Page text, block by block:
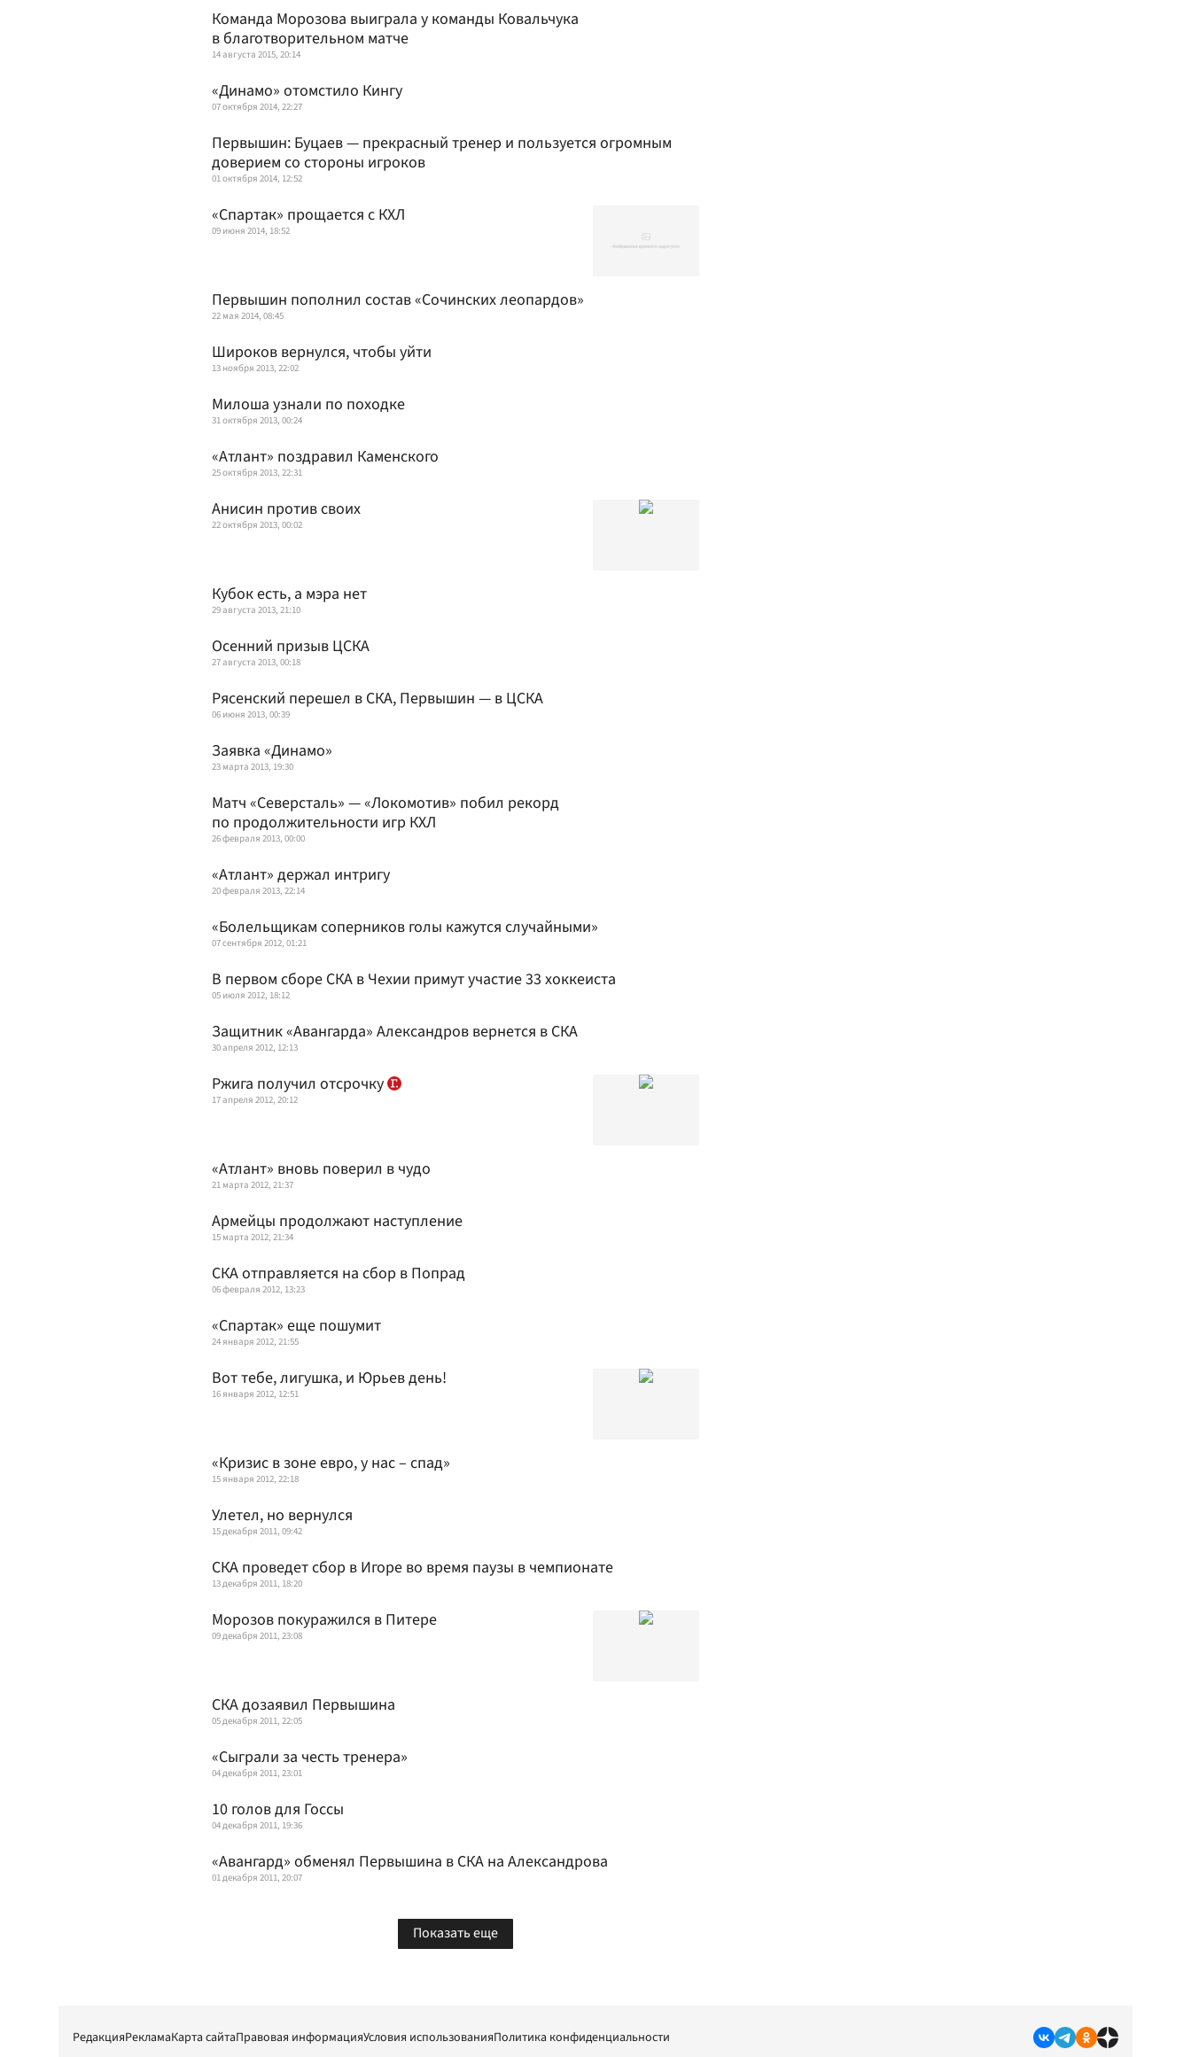
Команда Морозова выиграла у команды Ковальчука
в благотворительном матче
14 августа 2015, 20:14
«Динамо» отомстило Кингу
07 октября 2014, 22:27
Первышин: Буцаев — прекрасный тренер и пользуется огромным
доверием со стороны игроков
01 октября 2014, 12:52
«Спартак» прощается с КХЛ
09 июня 2014, 18:52
Первышин пополнил состав «Сочинских леопардов»
22 мая 2014, 08:45
Широков вернулся, чтобы уйти
13 ноября 2013, 22:02
Милоша узнали по походке
31 октября 2013, 00:24
«Атлант» поздравил Каменского
25 октября 2013, 22:31
Анисин против своих
22 октября 2013, 00:02
Кубок есть, а мэра нет
29 августа 2013, 21:10
Осенний призыв ЦСКА
27 августа 2013, 00:18
Рясенский перешел в СКА, Первышин — в ЦСКА
06 июня 2013, 00:39
Заявка «Динамо»
23 марта 2013, 19:30
Матч «Северсталь» — «Локомотив» побил рекорд
по продолжительности игр КХЛ
26 февраля 2013, 00:00
«Атлант» держал интригу
20 февраля 2013, 22:14
«Болельщикам соперников голы кажутся случайными»
07 сентября 2012, 01:21
В первом сборе СКА в Чехии примут участие 33 хоккеиста
05 июля 2012, 18:12
Защитник «Авангарда» Александров вернется в СКА
30 апреля 2012, 12:13
Ржига получил отсрочку
17 апреля 2012, 20:12
«Атлант» вновь поверил в чудо
21 марта 2012, 21:37
Армейцы продолжают наступление
15 марта 2012, 21:34
СКА отправляется на сбор в Попрад
06 февраля 2012, 13:23
«Спартак» еще пошумит
24 января 2012, 21:55
Вот тебе, лигушка, и Юрьев день!
16 января 2012, 12:51
«Кризис в зоне евро, у нас – спад»
15 января 2012, 22:18
Улетел, но вернулся
15 декабря 2011, 09:42
СКА проведет сбор в Игоре во время паузы в чемпионате
13 декабря 2011, 18:20
Морозов покуражился в Питере
09 декабря 2011, 23:08
СКА дозаявил Первышина
05 декабря 2011, 22:05
«Сыграли за честь тренера»
04 декабря 2011, 23:01
10 голов для Госсы
04 декабря 2011, 19:36
«Авангард» обменял Первышина в СКА на Александрова
01 декабря 2011, 20:07
Показать еще
РедакцияРекламаКарта сайтаПравовая информацияУсловия использованияПолитика конфиденциальности